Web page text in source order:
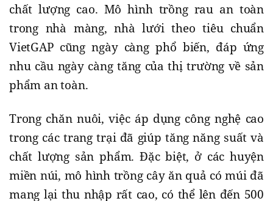
chất lượng cao. Mô hình trồng rau an toàn
trong nhà màng, nhà lưới theo tiêu chuẩn
VietGAP cũng ngày càng phổ biến, đáp ứng
nhu cầu ngày càng tăng của thị trường về sản
phẩm an toàn.
Trong chăn nuôi, việc áp dụng công nghệ cao
trong các trang trại đã giúp tăng năng suất và
chất lượng sản phẩm. Đặc biệt, ở các huyện
miền núi, mô hình trồng cây ăn quả có múi đã
mang lại thu nhập rất cao, có thể lên đến 500